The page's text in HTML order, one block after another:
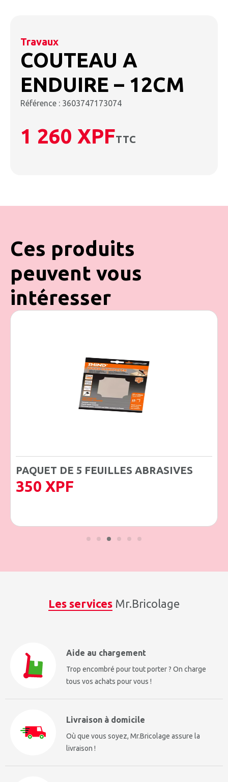
Travaux
COUTEAU A
ENDUIRE – 12CM
Référence : 3603747173074
1 260 XPFTTC
Ces produits
peuvent vous
intéresser
PAQUET DE 5 FEUILLES ABRASIVES
350 XPF
Les services Mr.Bricolage
Aide au chargement
Trop encombré pour tout porter ? On charge
tous vos achats pour vous !
Livraison à domicile
Où que vous soyez, Mr.Bricolage assure la
livraison !